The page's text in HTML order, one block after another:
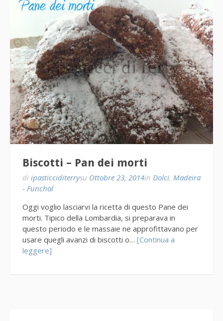
Biscotti – Pan dei morti
di ipasticciditerrysu Ottobre 23, 2014in Dolci, Madeira
- Funchal
Oggi voglio lasciarvi la ricetta di questo Pane dei
morti. Tipico della Lombardia, si preparava in
questo periodo e le massaie ne approfittavano per
usare quegli avanzi di biscotti o… [Continua a
leggere]